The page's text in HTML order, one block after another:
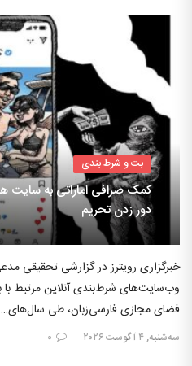
بت و شرط بندی
کمک صرافی اماراتی به سایت
دور زدن تحریم
خبرگزاری رویترز در گزارشی تحقیقی
وب‌سایت‌های شرط‌بندی آنلاین مرتبط
فضای مجازی فارسی‌زبان، طی سال‌های…
سه‌شنبه, ۴ آگوست ۲۰۲۶ ۰